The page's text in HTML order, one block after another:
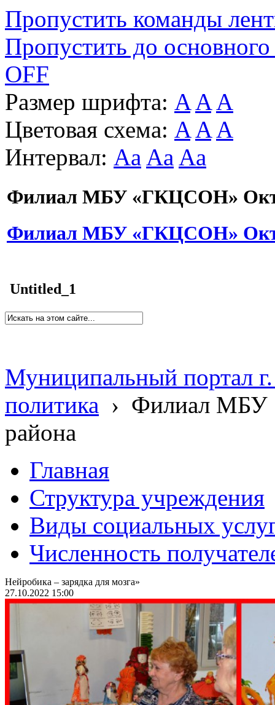
Пропустить команды
Пропустить до основного
OFF
Размер шрифта: A A A
Цветовая схема: A A A
Интервал: Aa Aa Aa
Филиал МБУ «ГКЦСОН»
Филиал МБУ «ГКЦСОН»
Untitled_1
Муниципальный портал
политика › Филиал МБУ
района
Главная
Структура учреждения
Виды социальных
Численность
Нейробика – зарядка для мозга»
27.10.2022 15:00